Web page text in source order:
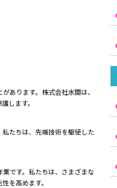
あります。株式会社水間は、
します。
たちは、先端技術を駆使した
です。私たちは、さまざまな
を高めます。